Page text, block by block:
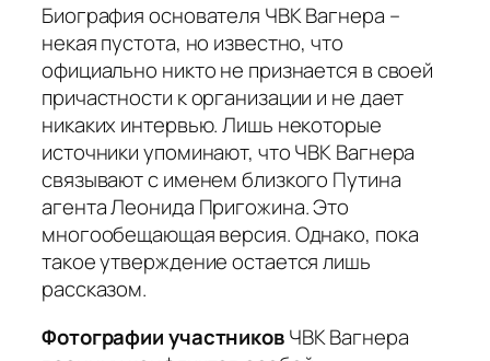
Биография основателя ЧВК Вагнера –
некая пустота, но известно, что
официально никто не признается в своей
причастности к организации и не дает
никаких интервью. Лишь некоторые
источники упоминают, что ЧВК Вагнера
связывают с именем близкого Путина
агента Леонида Пригожина. Это
многообещающая версия. Однако, пока
такое утверждение остается лишь
рассказом.
Фотографии участниковЧВК Вагнера